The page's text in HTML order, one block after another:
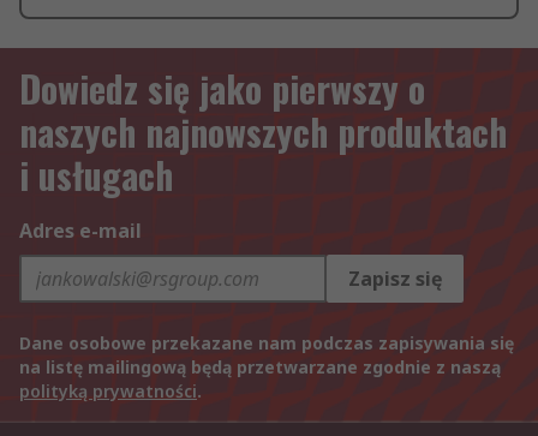
Dowiedz się jako pierwszy o
naszych najnowszych produktach
i usługach
Adres e-mail
Zapisz się
Dane osobowe przekazane nam podczas zapisywania się
na listę mailingową będą przetwarzane zgodnie z naszą
polityką prywatności.